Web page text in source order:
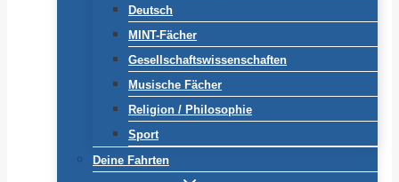
Deutsch
MINT-Fächer
Gesellschaftswissenschaften
Musische Fächer
Religion / Philosophie
Sport
Deine Fahrten